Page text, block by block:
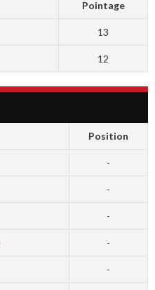
Pointage
13
12
Position
-
-
-
-
-